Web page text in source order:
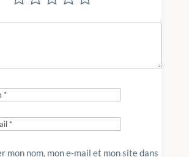
mon nom, mon e-mail et mon site dans